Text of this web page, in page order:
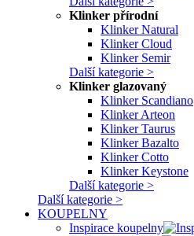
Klinker přírodní
Klinker Natural
Klinker Cloud
Klinker Semir
Další kategorie >
Klinker glazovaný
Klinker Scandiano
Klinker Arteon
Klinker Taurus
Klinker Bazalto
Klinker Cotto
Klinker Keystone
Další kategorie >
Další kategorie >
KOUPELNY
Inspirace koupelny